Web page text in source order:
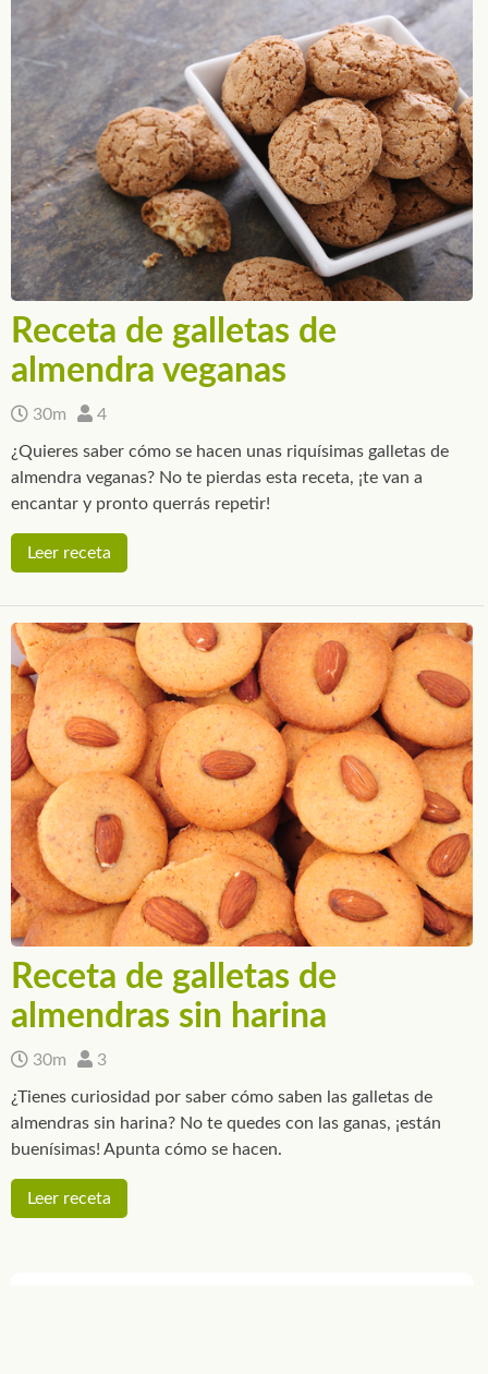
Receta de galletas de
almendra veganas
30m 4
¿Quieres saber cómo se hacen unas riquísimas galletas de
almendra veganas? No te pierdas esta receta, ¡te van a
encantar y pronto querrás repetir!
Leer receta
Receta de galletas de
almendras sin harina
30m 3
¿Tienes curiosidad por saber cómo saben las galletas de
almendras sin harina? No te quedes con las ganas, ¡están
buenísimas! Apunta cómo se hacen.
Leer receta